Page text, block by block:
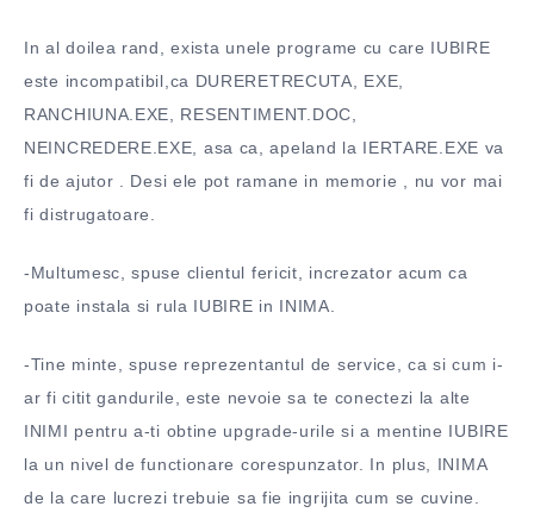
In al doilea rand, exista unele programe cu care IUBIRE
este incompatibil,ca DURERETRECUTA, EXE,
RANCHIUNA.EXE, RESENTIMENT.DOC,
NEINCREDERE.EXE, asa ca, apeland la IERTARE.EXE va
fi de ajutor . Desi ele pot ramane in memorie , nu vor mai
fi distrugatoare.
-Multumesc, spuse clientul fericit, increzator acum ca
poate instala si rula IUBIRE in INIMA.
-Tine minte, spuse reprezentantul de service, ca si cum i-
ar fi citit gandurile, este nevoie sa te conectezi la alte
INIMI pentru a-ti obtine upgrade-urile si a mentine IUBIRE
la un nivel de functionare corespunzator. In plus, INIMA
de la care lucrezi trebuie sa fie ingrijita cum se cuvine.